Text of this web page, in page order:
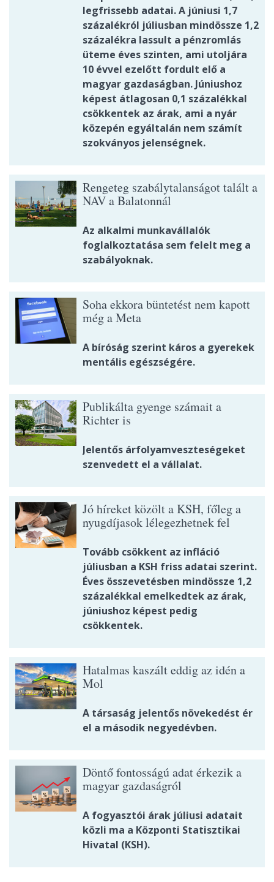
legfrissebb adatai. A júniusi 1,7
százalékról júliusban mindössze 1,2
százalékra lassult a pénzromlás
üteme éves szinten, ami utoljára
10 évvel ezelőtt fordult elő a
magyar gazdaságban. Júniushoz
képest átlagosan 0,1 százalékkal
csökkentek az árak, ami a nyár
közepén egyáltalán nem számít
szokványos jelenségnek.
Rengeteg szabálytalanságot talált a
NAV a Balatonnál
Az alkalmi munkavállalók
foglalkoztatása sem felelt meg a
szabályoknak.
Soha ekkora büntetést nem kapott
még a Meta
A bíróság szerint káros a gyerekek
mentális egészségére.
Publikálta gyenge számait a
Richter is
Jelentős árfolyamveszteségeket
szenvedett el a vállalat.
Jó híreket közölt a KSH, főleg a
nyugdíjasok lélegezhetnek fel
Tovább csökkent az infláció
júliusban a KSH friss adatai szerint.
Éves összevetésben mindössze 1,2
százalékkal emelkedtek az árak,
júniushoz képest pedig
csökkentek.
Hatalmas kaszált eddig az idén a
Mol
A társaság jelentős növekedést ér
el a második negyedévben.
Döntő fontosságú adat érkezik a
magyar gazdaságról
A fogyasztói árak júliusi adatait
közli ma a Központi Statisztikai
Hivatal (KSH).